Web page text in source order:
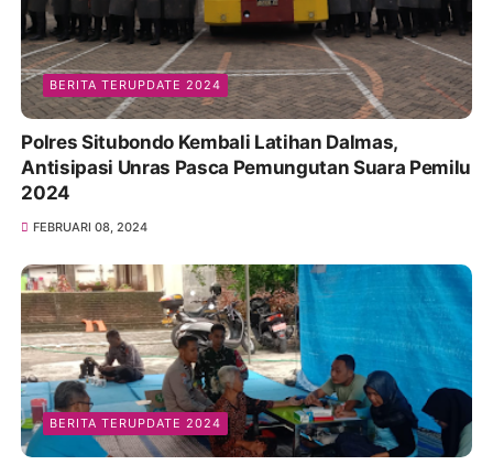
BERITA TERUPDATE 2024
Polres Situbondo Kembali Latihan Dalmas,
Antisipasi Unras Pasca Pemungutan Suara Pemilu
2024
FEBRUARI 08, 2024
BERITA TERUPDATE 2024